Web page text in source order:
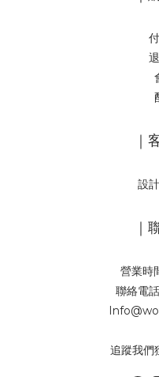
｜
設
｜
營業時
聯絡電
追蹤我們